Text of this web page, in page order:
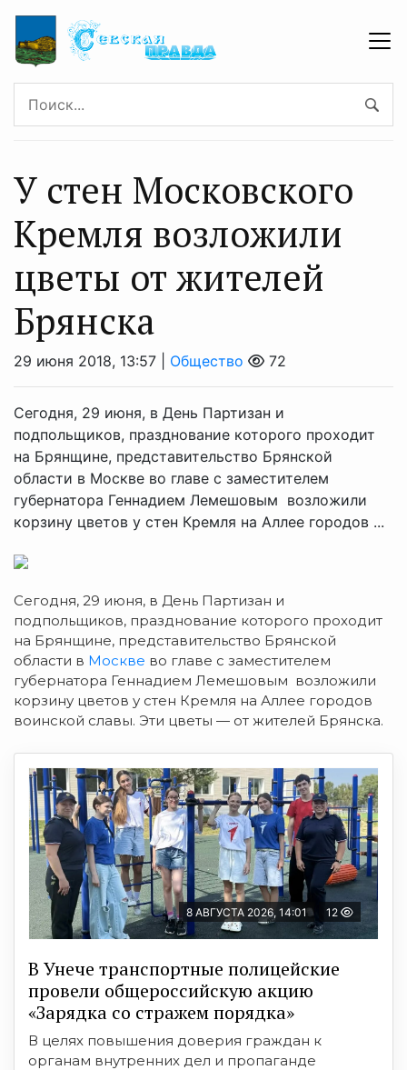
У стен Московского
Кремля возложили
цветы от жителей
Брянска
29 июня 2018, 13:57 | Общество 72
Сегодня, 29 июня, в День Партизан и
подпольщиков, празднование которого проходит
на Брянщине, представительство Брянской
области в Москве во главе с заместителем
губернатора Геннадием Лемешовым возложили
корзину цветов у стен Кремля на Аллее городов ...
Сегодня, 29 июня, в День Партизан и
подпольщиков, празднование которого проходит
на Брянщине, представительство Брянской
области в Москве во главе с заместителем
губернатора Геннадием Лемешовым возложили
корзину цветов у стен Кремля на Аллее городов
воинской славы. Эти цветы — от жителей Брянска.
8 АВГУСТА 2026, 14:01 12
В Унече транспортные полицейские
провели общероссийскую акцию
«Зарядка со стражем порядка»
В целях повышения доверия граждан к
органам внутренних дел и пропаганде